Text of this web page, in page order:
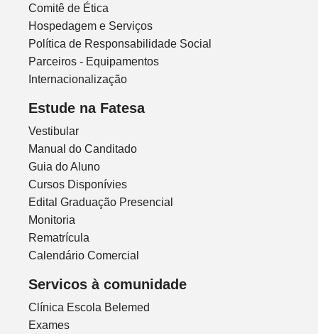
Comitê de Ética
Hospedagem e Serviços
Política de Responsabilidade Social
Parceiros - Equipamentos
Internacionalização
Estude na Fatesa
Vestibular
Manual do Canditado
Guia do Aluno
Cursos Disponívies
Edital Graduação Presencial
Monitoria
Rematrícula
Calendário Comercial
Servicos à comunidade
Clínica Escola Belemed
Exames